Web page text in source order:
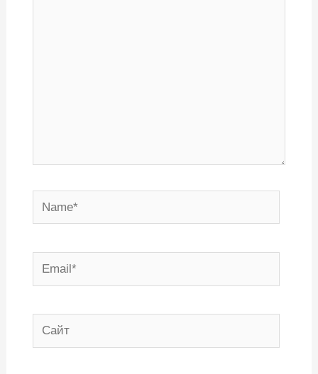
Name*
Email*
Сайт